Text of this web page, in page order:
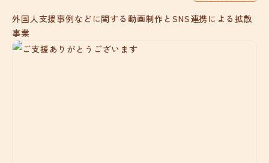
外国人支援事例などに関する動画制作とSNS連携による拡散
事業